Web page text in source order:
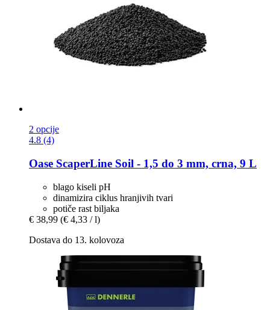
2 opcije
4.8 (4)
Oase ScaperLine Soil -​ 1,5 do 3 mm, crna, 9 L
blago kiseli pH
dinamizira ciklus hranjivih tvari
potiče rast biljaka
€ 38,99 (€ 4,33 / l)
Dostava do 13. kolovoza